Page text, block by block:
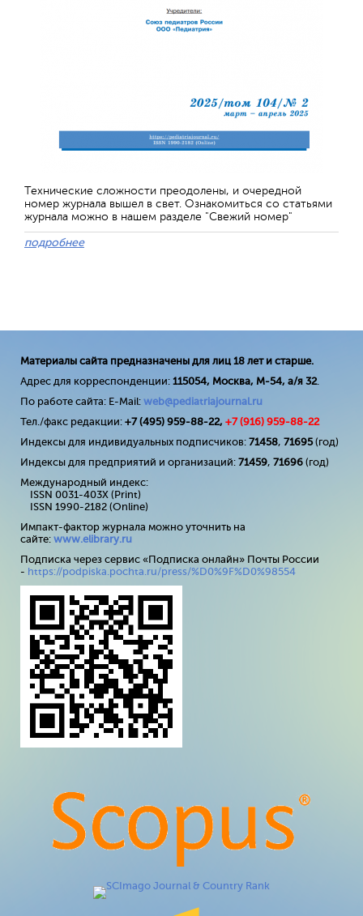
Технические сложности преодолены, и очередной
номер журнала вышел в свет. Ознакомиться со статьями
журнала можно в нашем разделе "Свежий номер"
подробнее
Материалы сайта предназначены для лиц 18 лет и старше.
Адрес для корреспонденции: 115054, Москва, М-54, а/я 32.
По работе сайта: E-Mail: web@pediatriajournal.ru
Тел./факс редакции: +7 (495) 959-88-22, +7 (916) 959-88-22
Индексы для индивидуальных подписчиков: 71458, 71695(год)
Индексы для предприятий и организаций: 71459, 71696 (год)
Международный индекс:
ISSN 0031-403X (Print)
ISSN 1990-2182 (Online)
Импакт-фактор журнала можно уточнить на
сайте: www.elibrary.ru
Подписка через сервис «Подписка онлайн» Почты России
- https://podpiska.pochta.ru/press/%D0%9F%D0%98554